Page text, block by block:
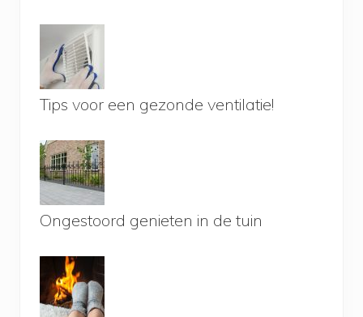
Tips voor een gezonde ventilatie!
Ongestoord genieten in de tuin